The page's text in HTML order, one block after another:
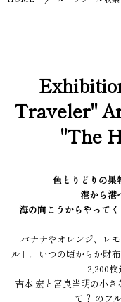
Traveler"
"The
色とりどりの果
港から港
海の向こうからやって
バナナやオレンジ、レ
ル」。いつの頃からか財
2,200枚
吉本 宏と宮良当明の小
て？ のフ